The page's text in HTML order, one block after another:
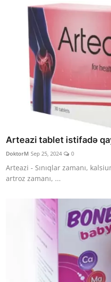
Arteazi tablet istifadə
DoktorM Sep 25, 2024 0
Arteazi - Sınıqlar zamanı,
artroz zamanı, ...